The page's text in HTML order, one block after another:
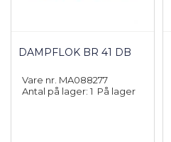
DAMPFLOK BR 41 DB
Vare nr. MA088277
Antal på lager: 1 På lager